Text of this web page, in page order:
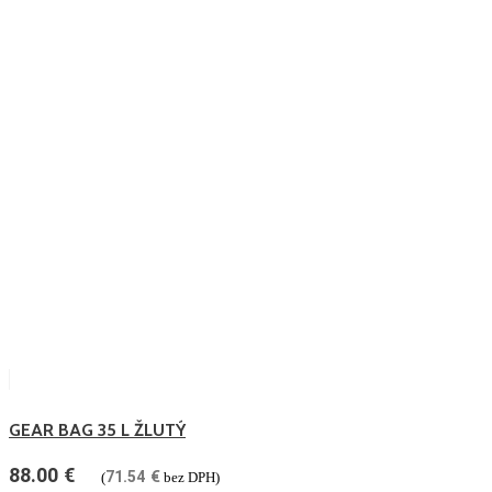
GEAR BAG 35 L ŽLUTÝ
88.00 € (71.54 € bez DPH)